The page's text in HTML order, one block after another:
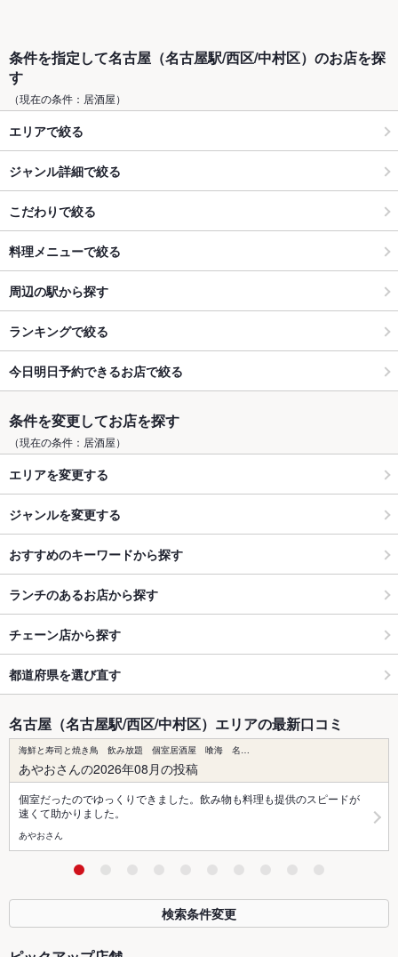
条件を指定して名古屋（名古屋駅/西区/中村区）のお店を探
す
（現在の条件：居酒屋）
エリアで絞る
ジャンル詳細で絞る
こだわりで絞る
料理メニューで絞る
周辺の駅から探す
ランキングで絞る
今日明日予約できるお店で絞る
条件を変更してお店を探す
（現在の条件：居酒屋）
エリアを変更する
ジャンルを変更する
おすすめのキーワードから探す
ランチのあるお店から探す
チェーン店から探す
都道府県を選び直す
名古屋（名古屋駅/西区/中村区）エリアの最新口コミ
海鮮と寿司と焼き鳥 飲み放題 個室居酒屋 喰海 名…
あやおさんの2026年08月の投稿
個室だったのでゆっくりできました。飲み物も料理も提供のスピードが
速くて助かりました。
あやおさん
検索条件変更